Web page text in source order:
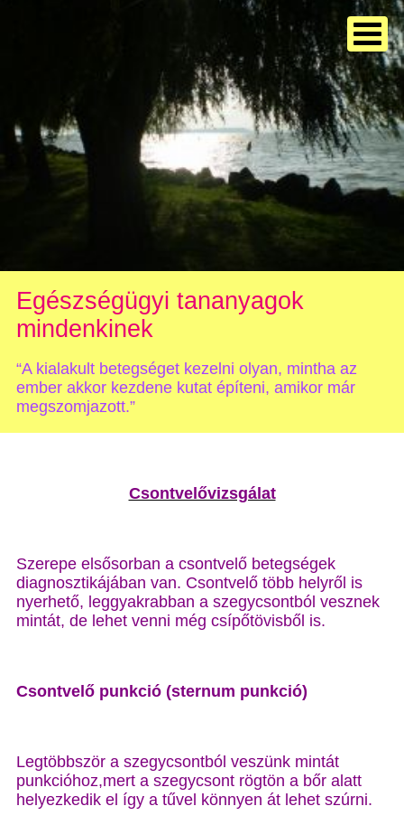
Egészségügyi tananyagok
mindenkinek
“A kialakult betegséget kezelni olyan, mintha az
ember akkor kezdene kutat építeni, amikor már
megszomjazott.”
Csontvelővizsgálat
Szerepe elsősorban a csontvelő betegségek
diagnosztikájában van. Csontvelő több helyről is
nyerhető, leggyakrabban a szegycsontból vesznek
mintát, de lehet venni még csípőtövisből is.
Csontvelő punkció (sternum punkció)
Legtöbbször a szegycsontból veszünk mintát
punkcióhoz,mert a szegycsont rögtön a bőr alatt
helyezkedik el így a tűvel könnyen át lehet szúrni.